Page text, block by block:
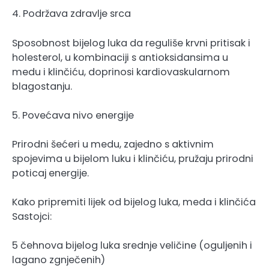
4. Podržava zdravlje srca
Sposobnost bijelog luka da reguliše krvni pritisak i
holesterol, u kombinaciji s antioksidansima u
medu i klinčiću, doprinosi kardiovaskularnom
blagostanju.
5. Povećava nivo energije
Prirodni šećeri u medu, zajedno s aktivnim
spojevima u bijelom luku i klinčiću, pružaju prirodni
poticaj energije.
Kako pripremiti lijek od bijelog luka, meda i klinčića
Sastojci:
5 čehnova bijelog luka srednje veličine (oguljenih i
lagano zgnječenih)